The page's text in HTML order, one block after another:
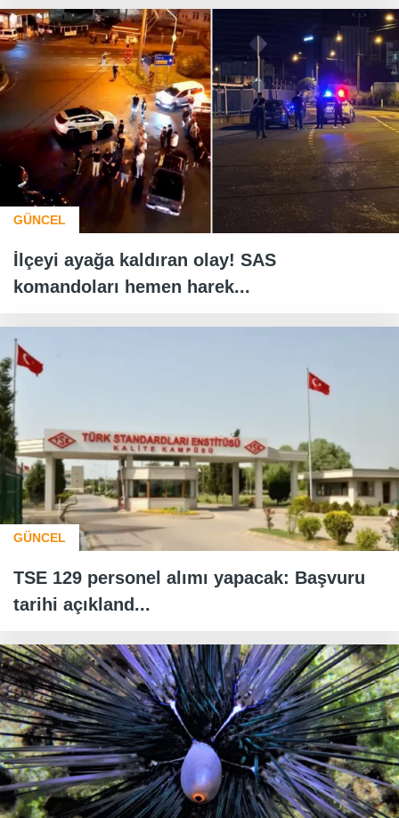
GÜNCEL
İlçeyi ayağa kaldıran olay! SAS
komandoları hemen harek...
GÜNCEL
TSE 129 personel alımı yapacak: Başvuru
tarihi açıkland...